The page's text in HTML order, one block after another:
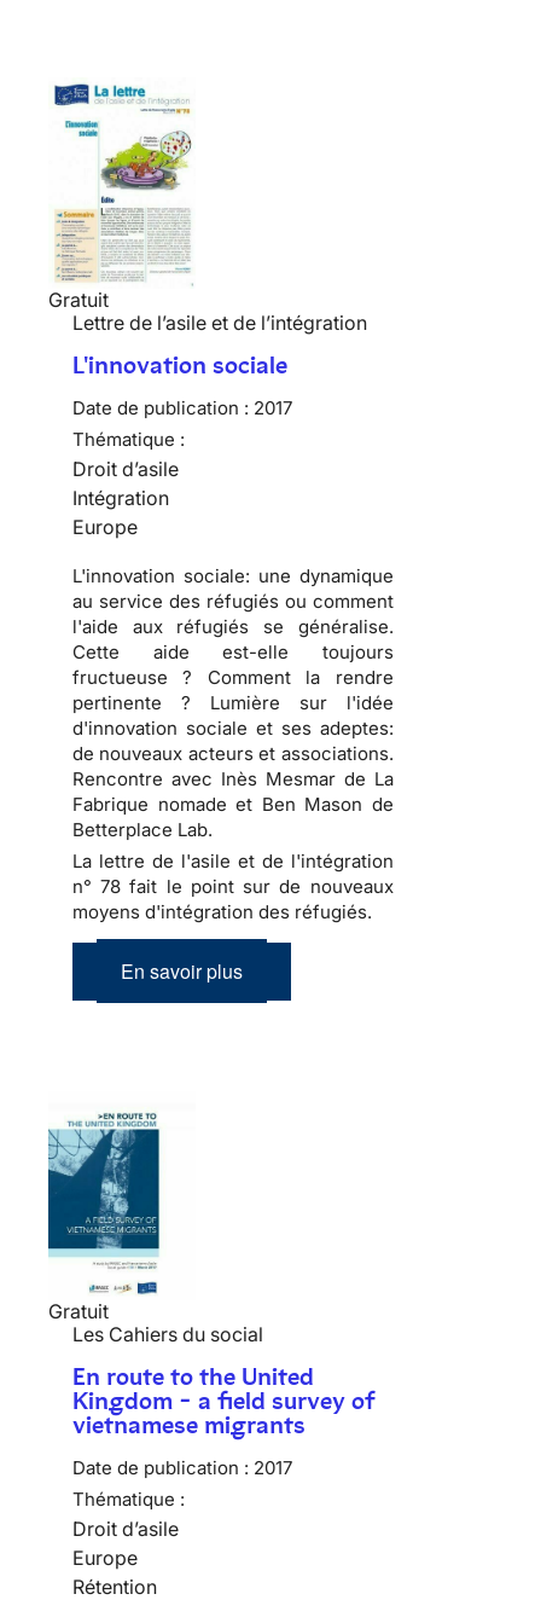
Gratuit
Lettre de l’asile et de l’intégration
L'innovation sociale
Date de publication : 2017
Thématique :
Droit d’asile
Intégration
Europe
L'innovation sociale: une dynamique
au service des réfugiés ou comment
l'aide aux réfugiés se généralise.
Cette aide est-elle toujours
fructueuse ? Comment la rendre
pertinente ? Lumière sur l'idée
d'innovation sociale et ses adeptes:
de nouveaux acteurs et associations.
Rencontre avec Inès Mesmar de La
Fabrique nomade et Ben Mason de
Betterplace Lab.
La lettre de l'asile et de l'intégration
n° 78 fait le point sur de nouveaux
moyens d'intégration des réfugiés.
En savoir plus
Gratuit
Les Cahiers du social
En route to the United
Kingdom - a field survey of
vietnamese migrants
Date de publication : 2017
Thématique :
Droit d’asile
Europe
Rétention